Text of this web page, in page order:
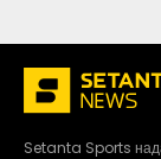
Setanta Sports